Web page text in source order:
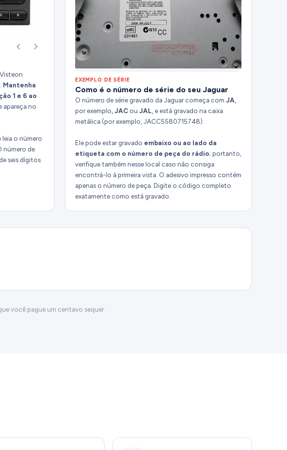
Mantenha
1 e 6 ao
apareça no
leia o número
número de
seis dígitos
EXEMPLO DE SÉRIE
Como é o número de série do seu Jaguar
O número de série gravado da Jaguar começa com JA
por exemplo , JACou JAL , e está gravado na caixa
metálica (por exemplo, JACC5580715748).
Ele pode estar gravado embaixo ou ao lado da
etiqueta com o número de peça do rádio; portanto,
verifique também nesse local caso não consiga
encontrá-lo à primeira vista. O adesivo impresso contém
apenas o número de peça. Digite o código completo
exatamente como está gravado.
você pague um centavo sequer.